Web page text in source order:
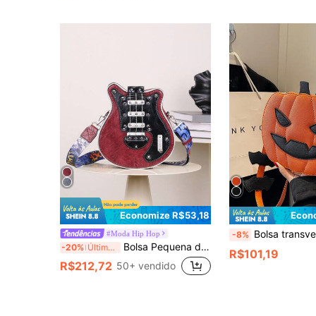
Economize R$53,18
#Moda Hip Hop
-20% Últimos 3 dias Bolsa Pequena de Guitarra Y2K Criativa 2026, Bolsa de Ombro em Formato de Baixo, Bolsa Transversal, Bolsa Feminina com Decoração de Tachas de Corrente e Alça Larga em Cores Contrastantes, Bolsa Unissex Estilo Street (Pequena) PU
R$212,72 50+ vendido
-8% Bolsa transversal de estilo gótico steampunk com estampa de abóbora em estilo punk, na cor rosa, ideal para adolescentes, mulheres, estudantes
R$101,19